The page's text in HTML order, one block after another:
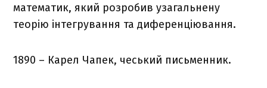
математик, який розробив узагальнену
теорію інтегрування та диференціювання.
1890 – Карел Чапек, чеський письменник.